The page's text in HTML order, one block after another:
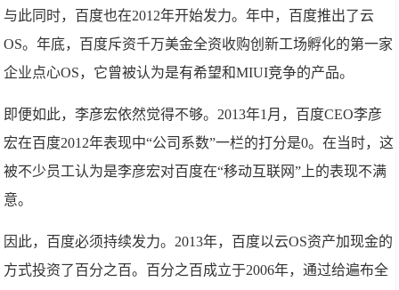
与此同时，百度也在2012年开始发力。年中，百度推出了云
OS。年底，百度斥资千万美金全资收购创新工场孵化的第一家
企业点心OS，它曾被认为是有希望和MIUI竞争的产品。
即便如此，李彦宏依然觉得不够。2013年1月，百度CEO李彦
宏在百度2012年表现中“公司系数”一栏的打分是0。在当时，这
被不少员工认为是李彦宏对百度在“移动互联网”上的表现不满
意。
因此，百度必须持续发力。2013年，百度以云OS资产加现金的
方式投资了百分之百。百分之百成立于2006年，通过给遍布全